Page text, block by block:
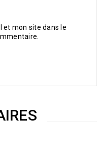
et mon site dans le